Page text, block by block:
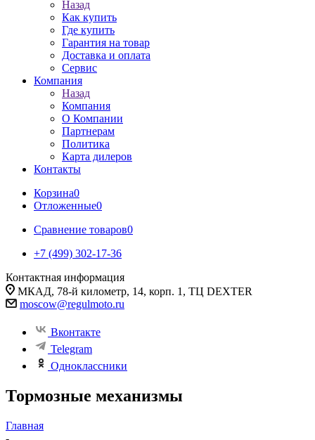
Назад
Как купить
Где купить
Гарантия на товар
Доставка и оплата
Сервис
Компания
Назад
Компания
О Компании
Партнерам
Политика
Карта дилеров
Контакты
Корзина0
Отложенные0
Сравнение товаров0
+7 (499) 302-17-36
Контактная информация
МКАД, 78-й километр, 14, корп. 1, ТЦ DEXTER
moscow@regulmoto.ru
Вконтакте
Telegram
Одноклассники
Тормозные механизмы
Главная